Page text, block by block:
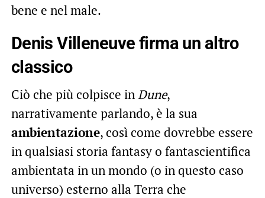
bene e nel male.
Denis Villeneuve firma un altro
classico
Ciò che più colpisce inDune,
narrativamente parlando, è la sua
ambientazione, così come dovrebbe essere
in qualsiasi storia fantasy o fantascientifica
ambientata in un mondo (o in questo caso
universo) esterno alla Terra che